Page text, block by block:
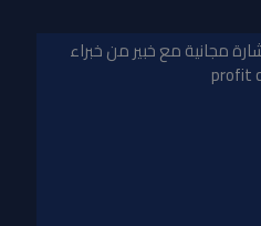
مجانية مع خبير من خبراء